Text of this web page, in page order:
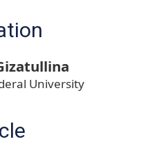
University